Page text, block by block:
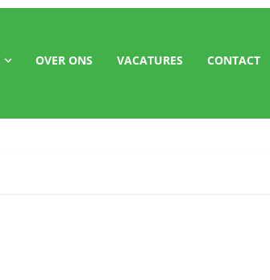
OVER ONS VACATURES CONTACT